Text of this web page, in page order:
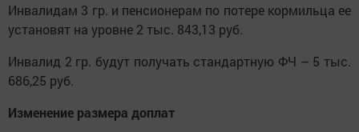
Инвалидам 3 гр. и пенсионерам по потере кормильца ее
установят на уровне 2 тыс. 843,13 руб.
Инвалид 2 гр. будут получать стандартную ФЧ – 5 тыс.
686,25 руб.
Изменение размера доплат